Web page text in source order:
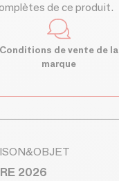
de ce produit.
Conditions de vente de la
marque
2026